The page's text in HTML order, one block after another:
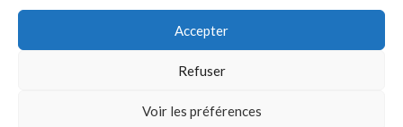
Accepter
Refuser
Voir les préférences
© 2026 A.N.A.A.G.A.
Mentions légales
Conditions générales de ventes
Politique de cookies (UE)